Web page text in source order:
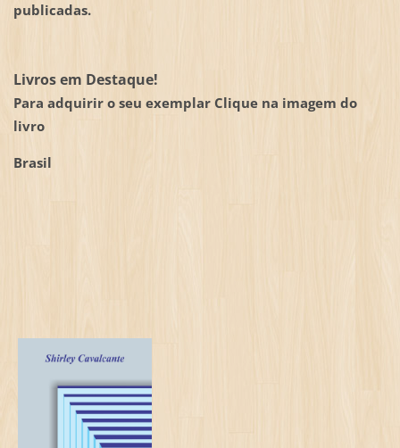
publicadas.
Livros em Destaque!
Para adquirir o seu exemplar Clique na imagem do
livro
Brasil